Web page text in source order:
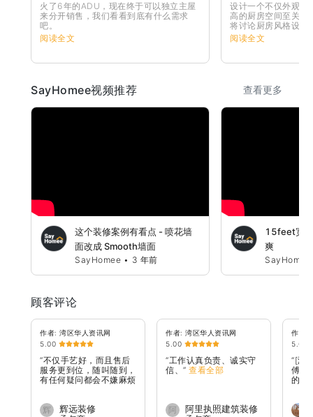
火了6年的ADU，现在终于可以独立主屋
来分开销售，我们看看到底有什么需求
吧。
阅读全文
设计一个不仅外观好
高的厨房空间至关重
将讨论厨房风格设计
明和空间利用，对厨
产生重大影响
阅读全文
SayHomee视频推荐 查看更多
这个装修案例有看点 - 喷花墙
面改成 Smooth墙面
SayHomee • 3 年前
15feet宽
爽
SayHomee
顾客评论
作者: 湾区华人资讯网
5.00
“不仅手艺好，而且售后
服务更到位，随叫随到，
有任何疑问都会不嫌麻烦
辉
辉远装修
作者: 湾区华人资讯网
5.00
“工作认真负责、诚实守
信、” 查看全部
阿
阿里执照建筑装修
作者:
5.00
“[漏
傅，
的漏